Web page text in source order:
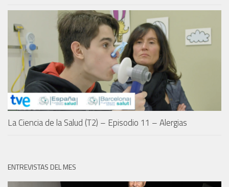
La Ciencia de la Salud (T2) – Episodio 11 – Alergias
ENTREVISTAS DEL MES